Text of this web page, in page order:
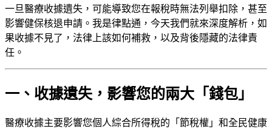
一旦醫療收據遺失，可能導致您在報稅時無法列舉扣除，甚至
影響健保核退申請。我是律點通，今天我們就來深度解析，如
果收據不見了，法律上該如何補救，以及背後隱藏的法律責
任。
一、收據遺失，影響您的兩大「錢包」
醫療收據主要影響您個人綜合所得稅的「節稅權」和全民健康